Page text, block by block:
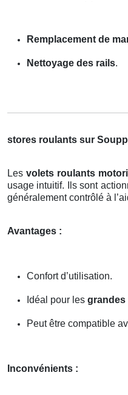
Remplacement de
Nettoyage des rails.
stores roulants sur
Les volets roulants
usage intuitif. Ils sont
généralement contrôlé à
Avantages :
Confort d’utilisation.
Idéal pour les grandes
Peut être compatible
Inconvénients :